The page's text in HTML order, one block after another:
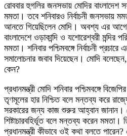
রোববার হুগলির জনসভায় মোদির বাংলাদেশ
মমতা। তবে শনিবারও নির্বাচনী জনসভায়
আনতে গিয়েছিলেন মোদি। অবশ্য এর
বাংলাদেশে ওড়াকান্দি ও যশোরেশ্বরী মন্দির
মমতা। শনিবার পশ্চিমবঙ্গে নির্বাচনী
সমালোচনার জবাব দিয়েছেন। মোদি বলেছেন,
কেন?
প্রধানমন্ত্রী মোদি শনিবার পশ্চিমবঙ্গে
তৃণমূলের হার নিশ্চিত বলে মন্তব্য করে
সরকারের জন্য কাজ শুরুর আহ্বান জানান।
শিষ্টাচারবহির্ভূত বলে মন্তব্য করেন
প্রধানমন্ত্রী কীভাবে ওই কথা বলতে